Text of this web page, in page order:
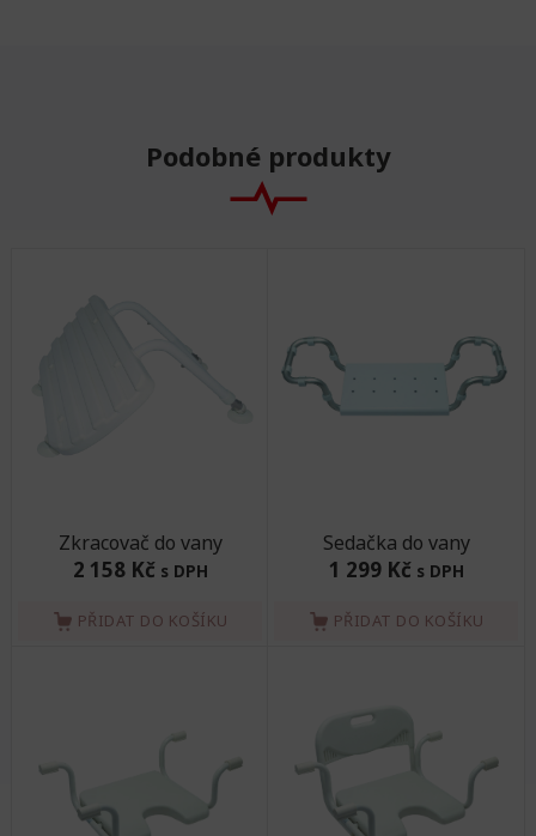
Podobné produkty
Zkracovač do vany
2 158 Kč s DPH
PŘIDAT DO KOŠÍKU
Sedačka do vany
1 299 Kč s DPH
PŘIDAT DO KOŠÍKU